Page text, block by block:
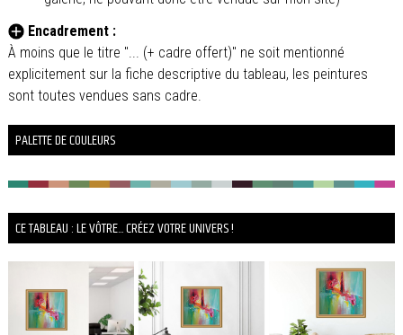
Encadrement :
À moins que le titre "... (+ cadre offert)" ne soit mentionné
explicitement sur la fiche descriptive du tableau, les peintures
sont toutes vendues sans cadre.
PALETTE DE COULEURS
CE TABLEAU : LE VÔTRE... CRÉEZ VOTRE UNIVERS !